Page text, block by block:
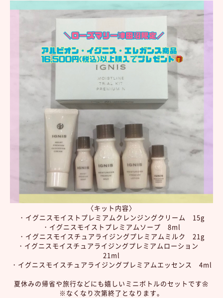
〈キット内容〉
・イグニスモイストプレミアムクレンジングクリーム 15g
・イグニスモイストプレミアムソープ 8ml
・イグニスモイスチュアライジングプレミアムミルク 21g
・イグニスモイスチュアライジングプレミアムローション
21ml
・イグニスモイスチュアライジングプレミアムエッセンス 4ml
夏休みの帰省や旅行などにも嬉しいミニボトルのセットです🌼
※なくなり次第終了となります。